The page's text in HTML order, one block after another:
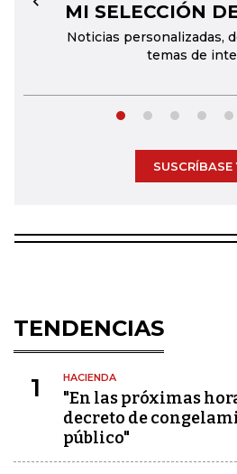
MI SELECCIÓN
Noticias personalizadas,
temas de
←
SUSCRÍBASE
TENDENCIAS
1 HACIENDA
"En las próximas
decreto de
público"